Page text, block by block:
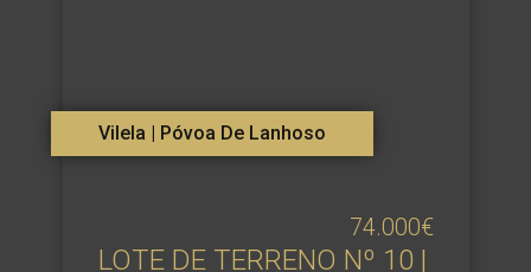
Vilela | Póvoa De Lanhoso
74.000€
LOTE DE TERRENO Nº 10 |